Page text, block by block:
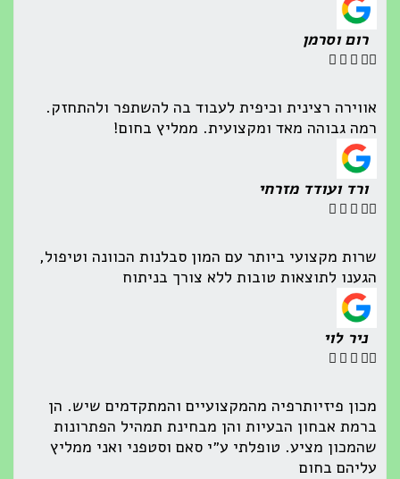
רום וסרמן

אווירה רצינית וכיפית לעבוד בה להשתפר ולהתחזק.
רמה גבוהה מאד ומקצועית. ממליץ בחום!
ורד ועודד מזרחי

שרות מקצועי ביותר עם המון סבלנות הכוונה וטיפול,
הגענו לתוצאות טובות ללא צורך בניתוח
ניר לוי

מכון פיזיותרפיה מהמקצועיים והמתקדמים שיש. הן
ברמת אבחון הבעיות והן מבחינת תמהיל הפתרונות
שהמכון מציע. טופלתי ע״י סאם וסטפני ואני ממליץ
עליהם בחום